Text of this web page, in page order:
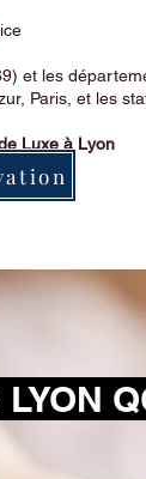
et les
Paris, et les
Luxe à Lyon